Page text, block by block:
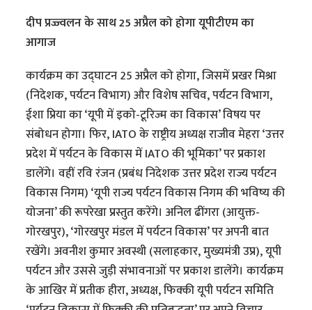
दीप प्रज्ज्वलन के साथ 25 अप्रैल को होगा यूपीटीएम का
आगाज
कार्यक्रम का उद्घाटन 25 अप्रैल को होगा, जिसमें प्रखर मिश्रा
(निदेशक, पर्यटन विभाग) और विशेष सचिव, पर्यटन विभाग,
ईशा प्रिया का ‘यूपी में इको-टूरिज्म का विकास’ विषय पर
संबोधन होगा। फिर, IATO के राष्ट्रीय अध्यक्ष राजीव मेहरा ‘उत्तर
प्रदेश में पर्यटन के विकास में IATO की भूमिका’ पर प्रकाश
डालेंगे। वहीं रवि रंजन (प्रबंध निदेशक उत्तर प्रदेश राज्य पर्यटन
विकास निगम) ‘यूपी राज्य पर्यटन विकास निगम की भविष्य की
योजना’ की रूपरेखा प्रस्तुत करेंगे। अनिल ढींगरा (आयुक्त-
गोरखपुर), ‘गोरखपुर मंडल में पर्यटन विकास’ पर अपनी बात
रखेंगे। अवनीश कुमार अवस्थी (सलाहकार, मुख्यमंत्री उप्र), यूपी
पर्यटन और उससे जुड़ी संभावनाओं पर प्रकाश डालेंगे। कार्यक्रम
के आखिर में प्रतीक हीरा, अध्यक्ष, फिक्की यूपी पर्यटन समिति